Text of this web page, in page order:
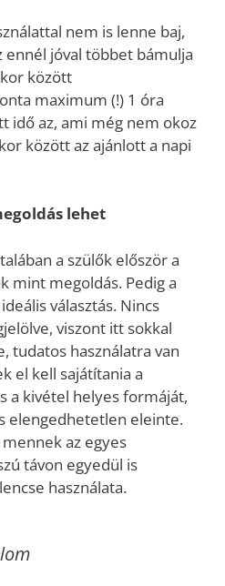
nem is lenne baj,
ennél jóval többet bámulja
között
maximum (!) 1 óra
idő az, ami még nem okoz
között az ajánlott a napi
lehet
a szülők először a
mint megoldás. Pedig a
választás. Nincs
viszont itt sokkal
tudatos használatra van
el kell sajátítania a
a kivétel helyes formáját,
elengedhetetlen eleinte.
az egyes
távon egyedül is
használata.